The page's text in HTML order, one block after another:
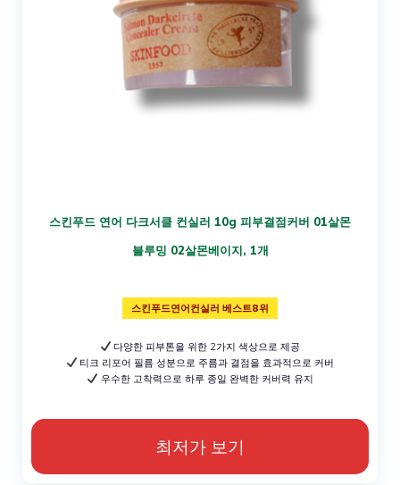
스킨푸드 연어 다크서클 컨실러 10g 피부결점커버 01살몬
블루밍 02살몬베이지, 1개
스킨푸드연어컨실러 베스트8위
다양한 피부톤을 위한 2가지 색상으로 제공
티크 리포어 필름 성분으로 주름과 결점을 효과적으로 커버
우수한 고착력으로 하루 종일 완벽한 커버력 유지
최저가 보기